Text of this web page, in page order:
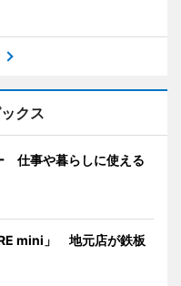
クス
仕事や暮らしに使える
mini」 地元店が鉄板